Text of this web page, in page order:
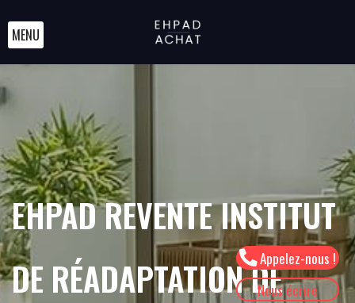
Appelez-nous !
Nous écrire
MENU
EHPAD REVENTE INSTITUT
DE RÉADAPTATION DE